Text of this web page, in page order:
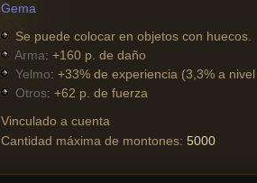
Gema
Se puede colocar en objetos con huecos.
Arma: +160 p. de daño
Yelmo: +33% de experiencia (3,3% a
Otros: +62 p. de fuerza
Vinculado a cuenta
Cantidad máxima de montones: 5000